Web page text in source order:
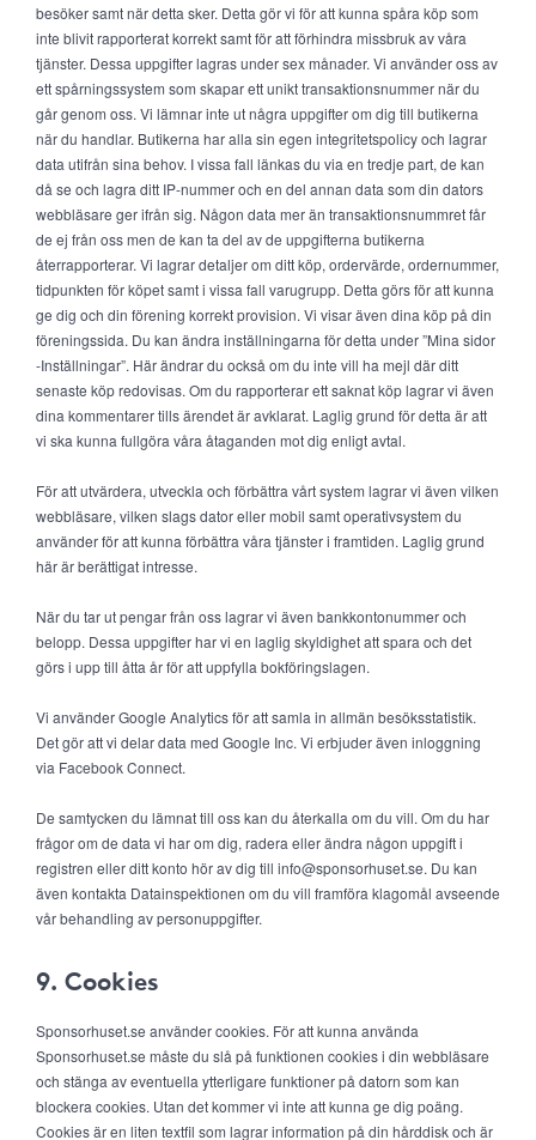
besöker samt när detta sker. Detta gör vi för att kunna spåra köp som
inte blivit rapporterat korrekt samt för att förhindra missbruk av våra
tjänster. Dessa uppgifter lagras under sex månader. Vi använder oss av
ett spårningssystem som skapar ett unikt transaktionsnummer när du
går genom oss. Vi lämnar inte ut några uppgifter om dig till butikerna
när du handlar. Butikerna har alla sin egen integritetspolicy och lagrar
data utifrån sina behov. I vissa fall länkas du via en tredje part, de kan
då se och lagra ditt IP-nummer och en del annan data som din dators
webbläsare ger ifrån sig. Någon data mer än transaktionsnummret får
de ej från oss men de kan ta del av de uppgifterna butikerna
återrapporterar. Vi lagrar detaljer om ditt köp, ordervärde, ordernummer,
tidpunkten för köpet samt i vissa fall varugrupp. Detta görs för att kunna
ge dig och din förening korrekt provision. Vi visar även dina köp på din
föreningssida. Du kan ändra inställningarna för detta under ”Mina sidor
-Inställningar”. Här ändrar du också om du inte vill ha mejl där ditt
senaste köp redovisas. Om du rapporterar ett saknat köp lagrar vi även
dina kommentarer tills ärendet är avklarat. Laglig grund för detta är att
vi ska kunna fullgöra våra åtaganden mot dig enligt avtal.
För att utvärdera, utveckla och förbättra vårt system lagrar vi även vilken
webbläsare, vilken slags dator eller mobil samt operativsystem du
använder för att kunna förbättra våra tjänster i framtiden. Laglig grund
här är berättigat intresse.
När du tar ut pengar från oss lagrar vi även bankkontonummer och
belopp. Dessa uppgifter har vi en laglig skyldighet att spara och det
görs i upp till åtta år för att uppfylla bokföringslagen.
Vi använder Google Analytics för att samla in allmän besöksstatistik.
Det gör att vi delar data med Google Inc. Vi erbjuder även inloggning
via Facebook Connect.
De samtycken du lämnat till oss kan du återkalla om du vill. Om du har
frågor om de data vi har om dig, radera eller ändra någon uppgift i
registren eller ditt konto hör av dig till info@sponsorhuset.se. Du kan
även kontakta Datainspektionen om du vill framföra klagomål avseende
vår behandling av personuppgifter.
9. Cookies
Sponsorhuset.se använder cookies. För att kunna använda
Sponsorhuset.se måste du slå på funktionen cookies i din webbläsare
och stänga av eventuella ytterligare funktioner på datorn som kan
blockera cookies. Utan det kommer vi inte att kunna ge dig poäng.
Cookies är en liten textfil som lagrar information på din hårddisk och är